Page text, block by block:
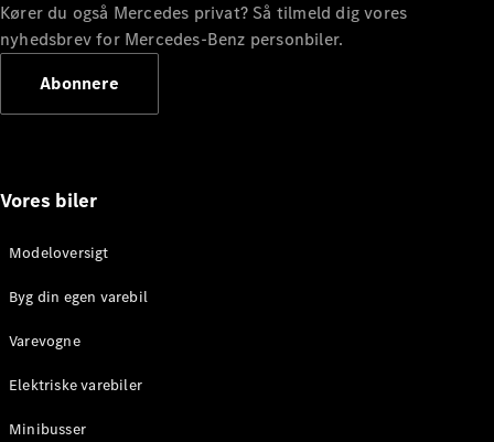
Marco Polo
Konfigurator
Alle
eSprinter
Kassevogn
Chassis
Kører du også Mercedes privat? Så tilmeld dig vores
nyhedsbrev for Mercedes-Benz personbiler.
Abonnere
Vores biler
Modeloversigt
Byg din egen varebil
Varevogne
Elektriske varebiler
Minibusser